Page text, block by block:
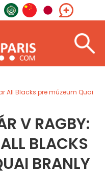
All Blacks pre múzeum Quai
V RAGBY:
BLACKS
BRANLY